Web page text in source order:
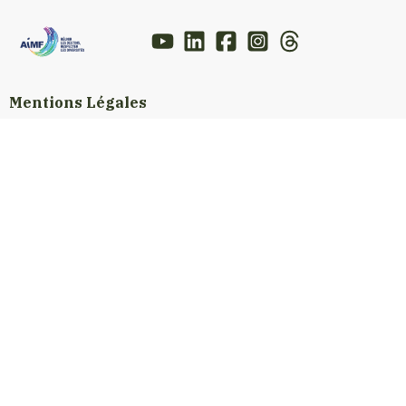
Mentions Légales